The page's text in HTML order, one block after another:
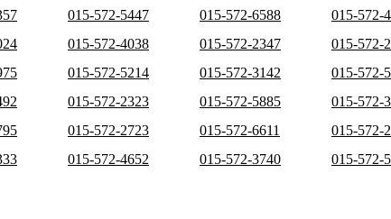
015-572-5447 015-572-6588 015-572-
015-572-4038 015-572-2347 015-572-
015-572-5214 015-572-3142 015-572-
015-572-2323 015-572-5885 015-572-
015-572-2723 015-572-6611 015-572-
015-572-4652 015-572-3740 015-572-